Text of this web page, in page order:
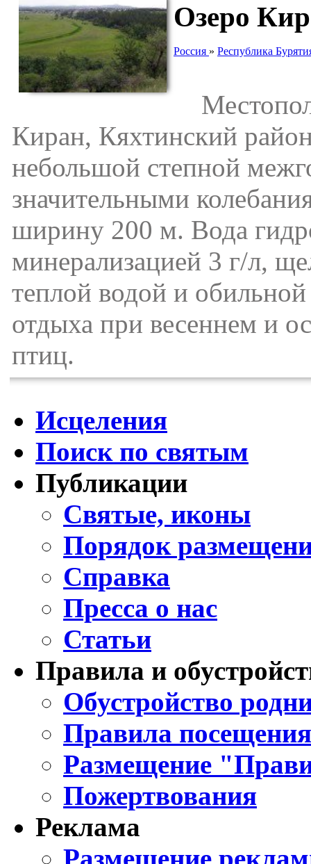
Озеро
Россия » Республика
Киран, Кяхтинский
небольшой степной
значительными
ширину 200 м. Вода
минерализацией 3 г/л,
теплой водой и
отдыха при весеннем и
птиц.
Исцеления
Поиск по святым
Публикации
Святые, иконы
Порядок
Справка
Пресса о нас
Статьи
Правила и
Обустройство
Правила
Размещение
Пожертвования
Реклама